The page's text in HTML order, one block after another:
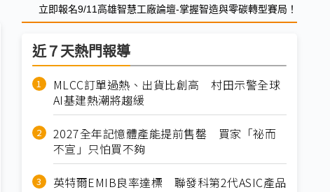
立即報名9/11高雄智慧工廠論壇-掌握智造與零碳轉型賽局！
近７天熱門報導
MLCC訂單過熱、出貨比創高 村田示警全球
AI基建熱潮將趨緩
2027全年記憶體產能提前售罄 買家「祕而
不宣」只怕買不夠
英特爾EMIB良率達標 聯發科第2代ASIC產品